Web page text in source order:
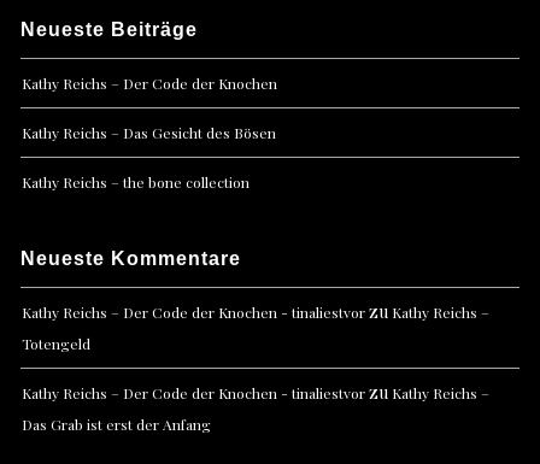
Neueste Beiträge
Kathy Reichs – Der Code der Knochen
Kathy Reichs – Das Gesicht des Bösen
Kathy Reichs – the bone collection
Neueste Kommentare
Kathy Reichs – Der Code der Knochen - tinaliestvorzu Kathy Reichs –
Totengeld
Kathy Reichs – Der Code der Knochen - tinaliestvorzu Kathy Reichs –
Das Grab ist erst der Anfang